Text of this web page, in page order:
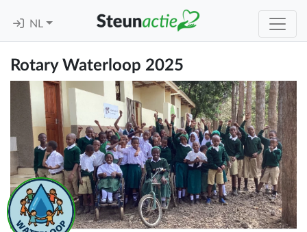
NL
Rotary Waterloop 2025